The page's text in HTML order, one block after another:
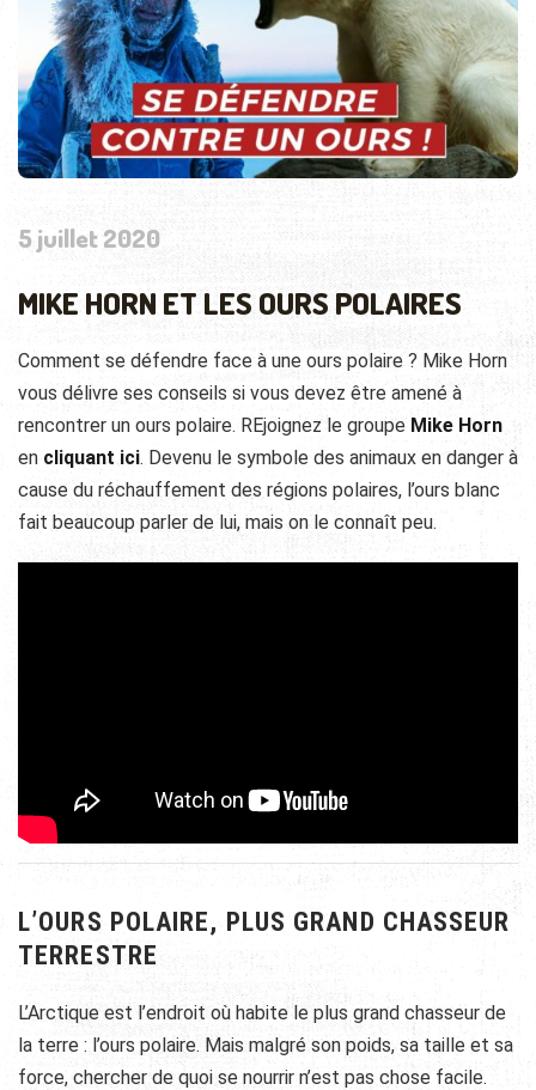
5 juillet 2020
MIKE HORN ET LES OURS POLAIRES
Comment se défendre face à une ours polaire ? Mike Horn
vous délivre ses conseils si vous devez être amené à
rencontrer un ours polaire. REjoignez le groupe Mike Horn
en cliquant ici. Devenu le symbole des animaux en danger à
cause du réchauffement des régions polaires, l’ours blanc
fait beaucoup parler de lui, mais on le connaît peu.
L’OURS POLAIRE, PLUS GRAND CHASSEUR
TERRESTRE
L’Arctique est l’endroit où habite le plus grand chasseur de
la terre : l’ours polaire. Mais malgré son poids, sa taille et sa
force, chercher de quoi se nourrir n’est pas chose facile.